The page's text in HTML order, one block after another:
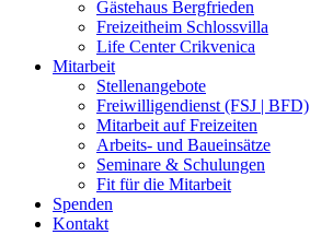
Gästehaus Bergfrieden
Freizeitheim Schlossvilla
Life Center Crikvenica
Mitarbeit
Stellenangebote
Freiwilligendienst (FSJ | BFD)
Mitarbeit auf Freizeiten
Arbeits- und Baueinsätze
Seminare & Schulungen
Fit für die Mitarbeit
Spenden
Kontakt